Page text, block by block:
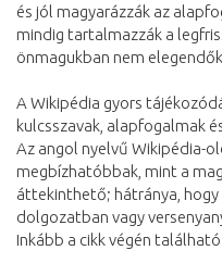
és jól magyarázzák az
mindig tartalmazzák a
önmagukban nem
A Wikipédia gyors
kulcsszavak, alapfogalmak
Az angol nyelvű Wikipédia-
megbízhatóbbak, mint a
áttekinthető; hátránya,
dolgozatban vagy
Inkább a cikk végén